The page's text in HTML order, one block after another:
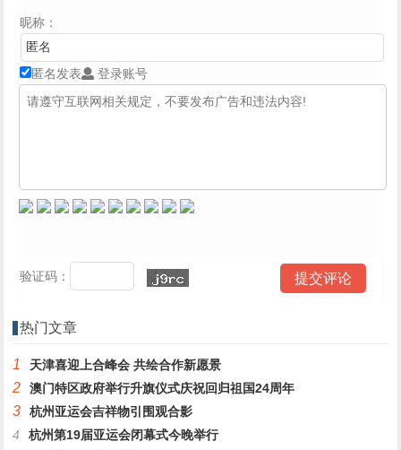
昵称：
匿名发表 登录账号
验证码：
热门文章
1 天津喜迎上合峰会 共绘合作新愿景
2 澳门特区政府举行升旗仪式庆祝回归祖国24周年
3
杭州亚运会吉祥物引围观合影
4
杭州第19届亚运会闭幕式今晚举行